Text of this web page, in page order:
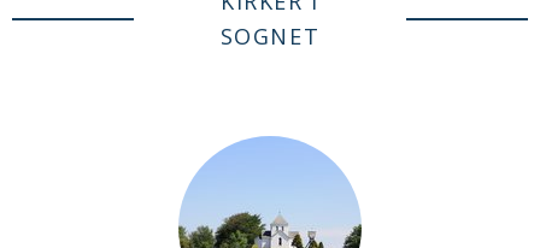
SOGNET